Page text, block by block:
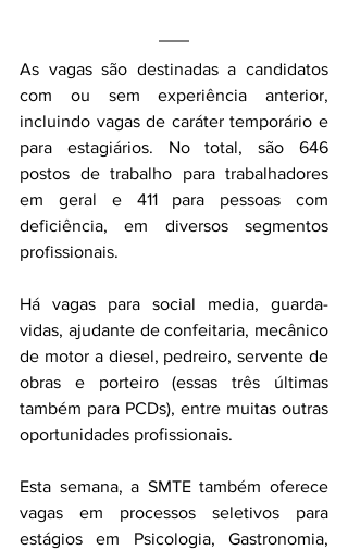
As vagas são destinadas a candidatos
com ou sem experiência anterior,
incluindo vagas de caráter temporário e
para estagiários. No total, são 646
postos de trabalho para trabalhadores
em geral e 411 para pessoas com
deficiência, em diversos segmentos
profissionais.
Há vagas para social media, guarda-
vidas, ajudante de confeitaria, mecânico
de motor a diesel, pedreiro, servente de
obras e porteiro (essas três últimas
também para PCDs), entre muitas outras
oportunidades profissionais.
Esta semana, a SMTE também oferece
vagas em processos seletivos para
estágios em Psicologia, Gastronomia,